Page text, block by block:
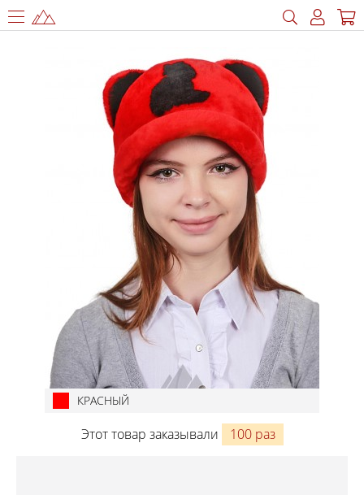
КРАСНЫЙ
Этот товар заказывали 100 раз